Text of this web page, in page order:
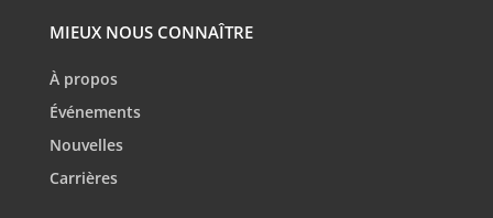
MIEUX NOUS CONNAÎTRE
À propos
Événements
Nouvelles
Carrières